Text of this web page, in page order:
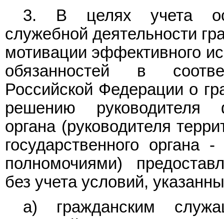
3. В целях учета
служебной деятельности
мотивации эффективного
обязанностей в
Российской Федерации о
решению руководителя
органа (руководителя
государственного
полномочиями)
без учета условий,
а) гражданским